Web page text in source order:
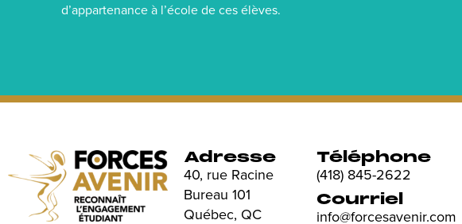
d’appartenance à l’école de ces élèves.
Adresse
40, rue Racine
Bureau 101
Québec, QC
Téléphone
(418) 845-2622
Courriel
info@forcesavenir.com